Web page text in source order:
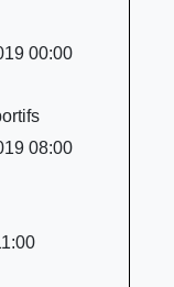
00:00
08:00